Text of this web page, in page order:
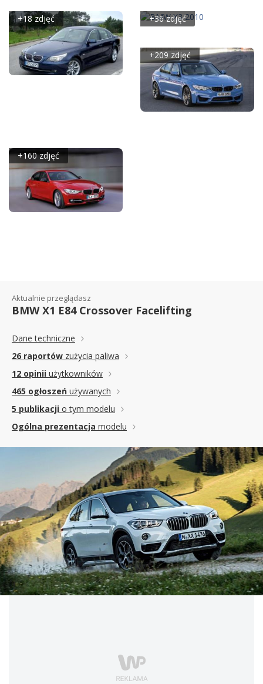
+18 zdjęć +36 zdjęć
+209 zdjęć
+160 zdjęć
Aktualnie przeglądasz
BMW X1 E84 Crossover Facelifting
Dane techniczne
26 raportów zużycia paliwa
12 opinii użytkowników
465 ogłoszeń używanych
5 publikacji o tym modelu
Ogólna prezentacja modelu